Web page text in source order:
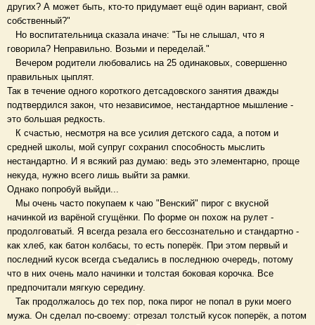
других? А может быть, кто-то придумает ещё один вариант, свой
собственный?"
Но воспитательница сказала иначе: "Ты не слышал, что я
говорила? Неправильно. Возьми и переделай."
Вечером родители любовались на 25 одинаковых, совершенно
правильных цыплят.
Так в течение одного короткого детсадовского занятия дважды
подтвердился закон, что независимое, нестандартное мышление -
это большая редкость.
К счастью, несмотря на все усилия детского сада, а потом и
средней школы, мой супруг сохранил способность мыслить
нестандартно. И я всякий раз думаю: ведь это элементарно, проще
некуда, нужно всего лишь выйти за рамки.
Однако попробуй выйди...
Мы очень часто покупаем к чаю "Венский" пирог с вкусной
начинкой из варёной сгущёнки. По форме он похож на рулет -
продолговатый. Я всегда резала его бессознательно и стандартно -
как хлеб, как батон колбасы, то есть поперёк. При этом первый и
последний кусок всегда съедались в последнюю очередь, потому
что в них очень мало начинки и толстая боковая корочка. Все
предпочитали мягкую середину.
Так продолжалось до тех пор, пока пирог не попал в руки моего
мужа. Он сделал по-своему: отрезал толстый кусок поперёк, а потом